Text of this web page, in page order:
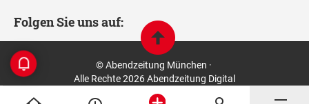
Folgen Sie uns auf:
© Abendzeitung München ·
Alle Rechte 2026 Abendzeitung Digital